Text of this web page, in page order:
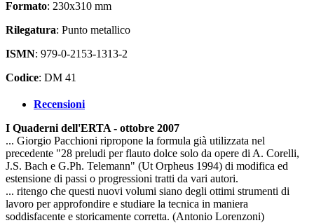
Formato: 230x310 mm
Rilegatura: Punto metallico
ISMN: 979-0-2153-1313-2
Codice: DM 41
Recensioni
I Quaderni dell'ERTA - ottobre 2007
... Giorgio Pacchioni ripropone la formula già utilizzata nel
precedente "28 preludi per flauto dolce solo da opere di A. Corelli,
J.S. Bach e G.Ph. Telemann" (Ut Orpheus 1994) di modifica ed
estensione di passi o progressioni tratti da vari autori.
... ritengo che questi nuovi volumi siano degli ottimi strumenti di
lavoro per approfondire e studiare la tecnica in maniera
soddisfacente e storicamente corretta. (Antonio Lorenzoni)